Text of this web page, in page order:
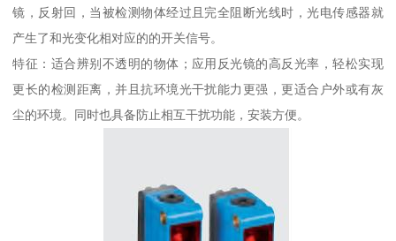
镜，反射回，当被检测物体经过且完全阻断光线时，光电传感器就
产生了和光变化相对应的的开关信号。
特征：适合辨别不透明的物体；应用反光镜的高反光率，轻松实现
更长的检测距离，并且抗环境光干扰能力更强，更适合户外或有灰
尘的环境。同时也具备防止相互干扰功能，安装方便。